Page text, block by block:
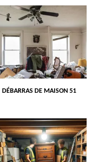
DÉBARRAS DE MAISON 51